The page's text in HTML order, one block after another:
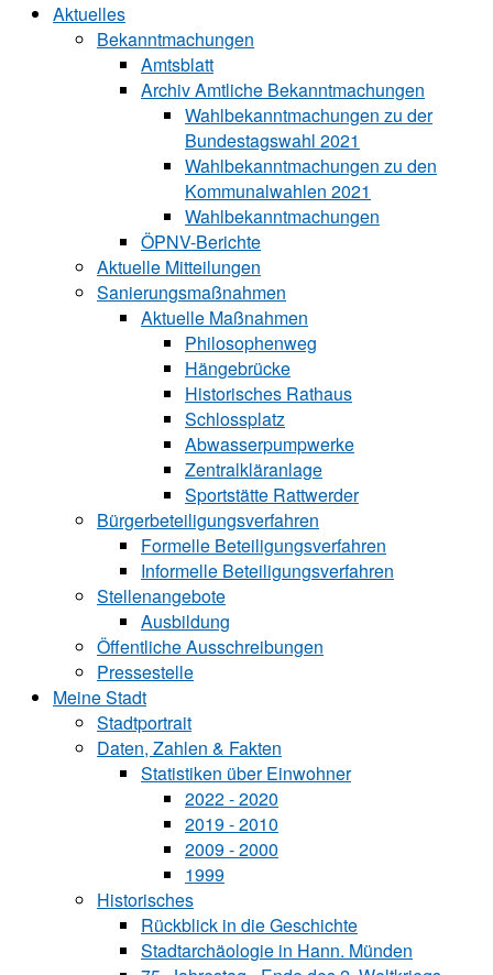
Aktuelles
Bekanntmachungen
Amtsblatt
Archiv Amtliche Bekanntmachungen
Wahlbekanntmachungen zu der
Bundestagswahl 2021
Wahlbekanntmachungen zu den
Kommunalwahlen 2021
Wahlbekanntmachungen
ÖPNV-Berichte
Aktuelle Mitteilungen
Sa‍ni‍erungs‍maß‍nah‍men
Aktuelle Maßnahmen
Philosophenweg
Hängebrücke
Historisches Rathaus
Schlossplatz
Abwasserpumpwerke
Zentralkläranlage
Sportstätte Rattwerder
Bürgerbeteiligungsverfahren
Formelle Beteiligungsverfahren
Informelle Beteiligungsverfahren
Stellenangebote
Ausbildung
Öffentliche Ausschreibungen
Pressestelle
Meine Stadt
Stadtportrait
Daten, Zahlen & Fakten
Statistiken über Ein‍woh‍ner
2022 - 2020
2019 - 2010
2009 - 2000
1999
Historisches
Rückblick in die Geschichte
Stadtarchäologie in Hann. Münden